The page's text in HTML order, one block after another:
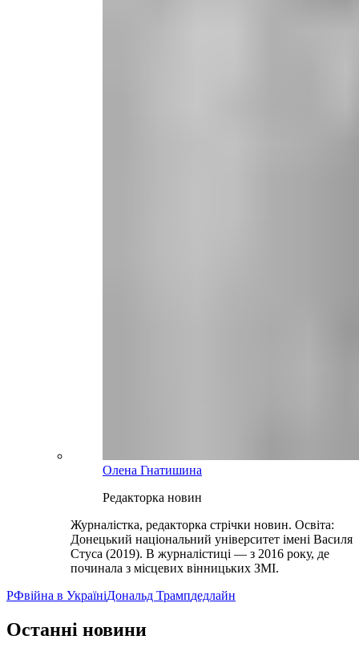
Олена Гнатишина
Редакторка новин
Журналістка, редакторка стрічки новин. Освіта:
Донецький національний університет імені Василя
Стуса (2019). В журналістиці — з 2016 року, де
починала з місцевих вінницьких ЗМІ.
РФвійна в УкраїніДональд Трампдедлайн
Останні новини